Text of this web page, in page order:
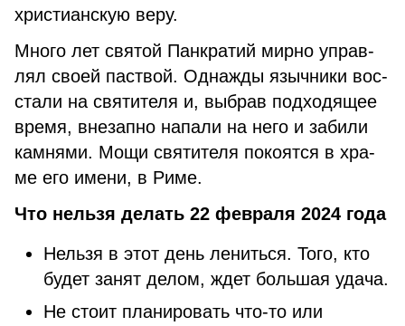
хри­сти­ан­скую ве­ру.
Мно­го лет свя­той Пан­кра­тий мир­но управ­
лял сво­ей паст­вой. Од­на­жды языч­ни­ки вос­
ста­ли на свя­ти­те­ля и, вы­брав под­хо­дя­щее
вре­мя, вне­зап­но на­па­ли на него и забили
кам­ня­ми. Мо­щи свя­ти­те­ля по­ко­ят­ся в хра­
ме его име­ни, в Ри­ме.
Что нельзя делать 22 февраля 2024 года
Нельзя в этот день лениться. Того, кто
будет занят делом, ждет большая удача.
Не стоит планировать что-то или